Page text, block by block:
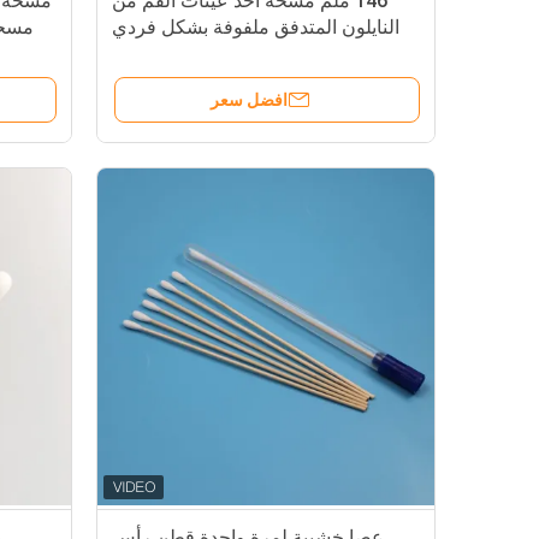
من
النايلون المتدفق ملفوفة بشكل فردي
كسر
افضل سعر